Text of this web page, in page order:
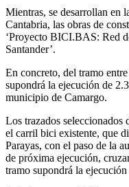
Mientras, se desarrollan en
Cantabria, las obras de
‘Proyecto BICI.BAS: Red
Santander’.
En concreto, del tramo
supondrá la ejecución de
municipio de Camargo.
Los trazados seleccionados
el carril bici existente, que
Parayas, con el paso de la
de próxima ejecución,
tramo supondrá la